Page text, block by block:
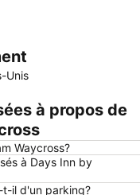
Unis
à propos de
Waycross?
à Days Inn by
t-il d'un parking?